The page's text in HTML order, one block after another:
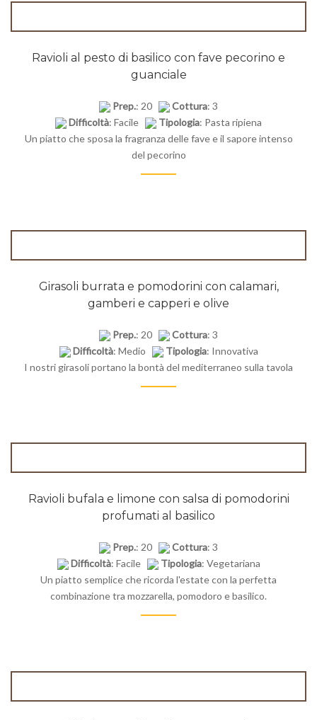
Ravioli al pesto di basilico con fave pecorino e
guanciale
Prep.: 20 Cottura: 3
Difficoltà: Facile Tipologia: Pasta ripiena
Un piatto che sposa la fragranza delle fave e il sapore intenso
del pecorino
Girasoli burrata e pomodorini con calamari,
gamberi e capperi e olive
Prep.: 20 Cottura: 3
Difficoltà: Medio Tipologia: Innovativa
I nostri girasoli portano la bontà del mediterraneo sulla tavola
Ravioli bufala e limone con salsa di pomodorini
profumati al basilico
Prep.: 20 Cottura: 3
Difficoltà: Facile Tipologia: Vegetariana
Un piatto semplice che ricorda l'estate con la perfetta
combinazione tra mozzarella, pomodoro e basilico.